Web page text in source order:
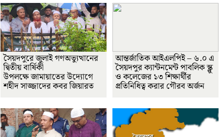
সৈয়দপুরে জুলাই গণঅভ্যুত্থানের
দ্বিতীয় বার্ষিকী
উপলক্ষে জামায়াতের উদ্যোগে
শহীদ সাজ্জাদের কবর জিয়ারত
আন্তর্জাতিক আইএলপিই – ৬.০ এ
সৈয়দপুর ক্যান্টনমেন্ট পাবলিক স্ক্লু
ও কলেজের ১৩ শিক্ষার্থীর
প্রতিনিধিত্ব করার গৌরব অর্জন